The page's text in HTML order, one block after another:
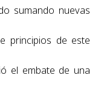
sumando nuevas
principios de este
el embate de una